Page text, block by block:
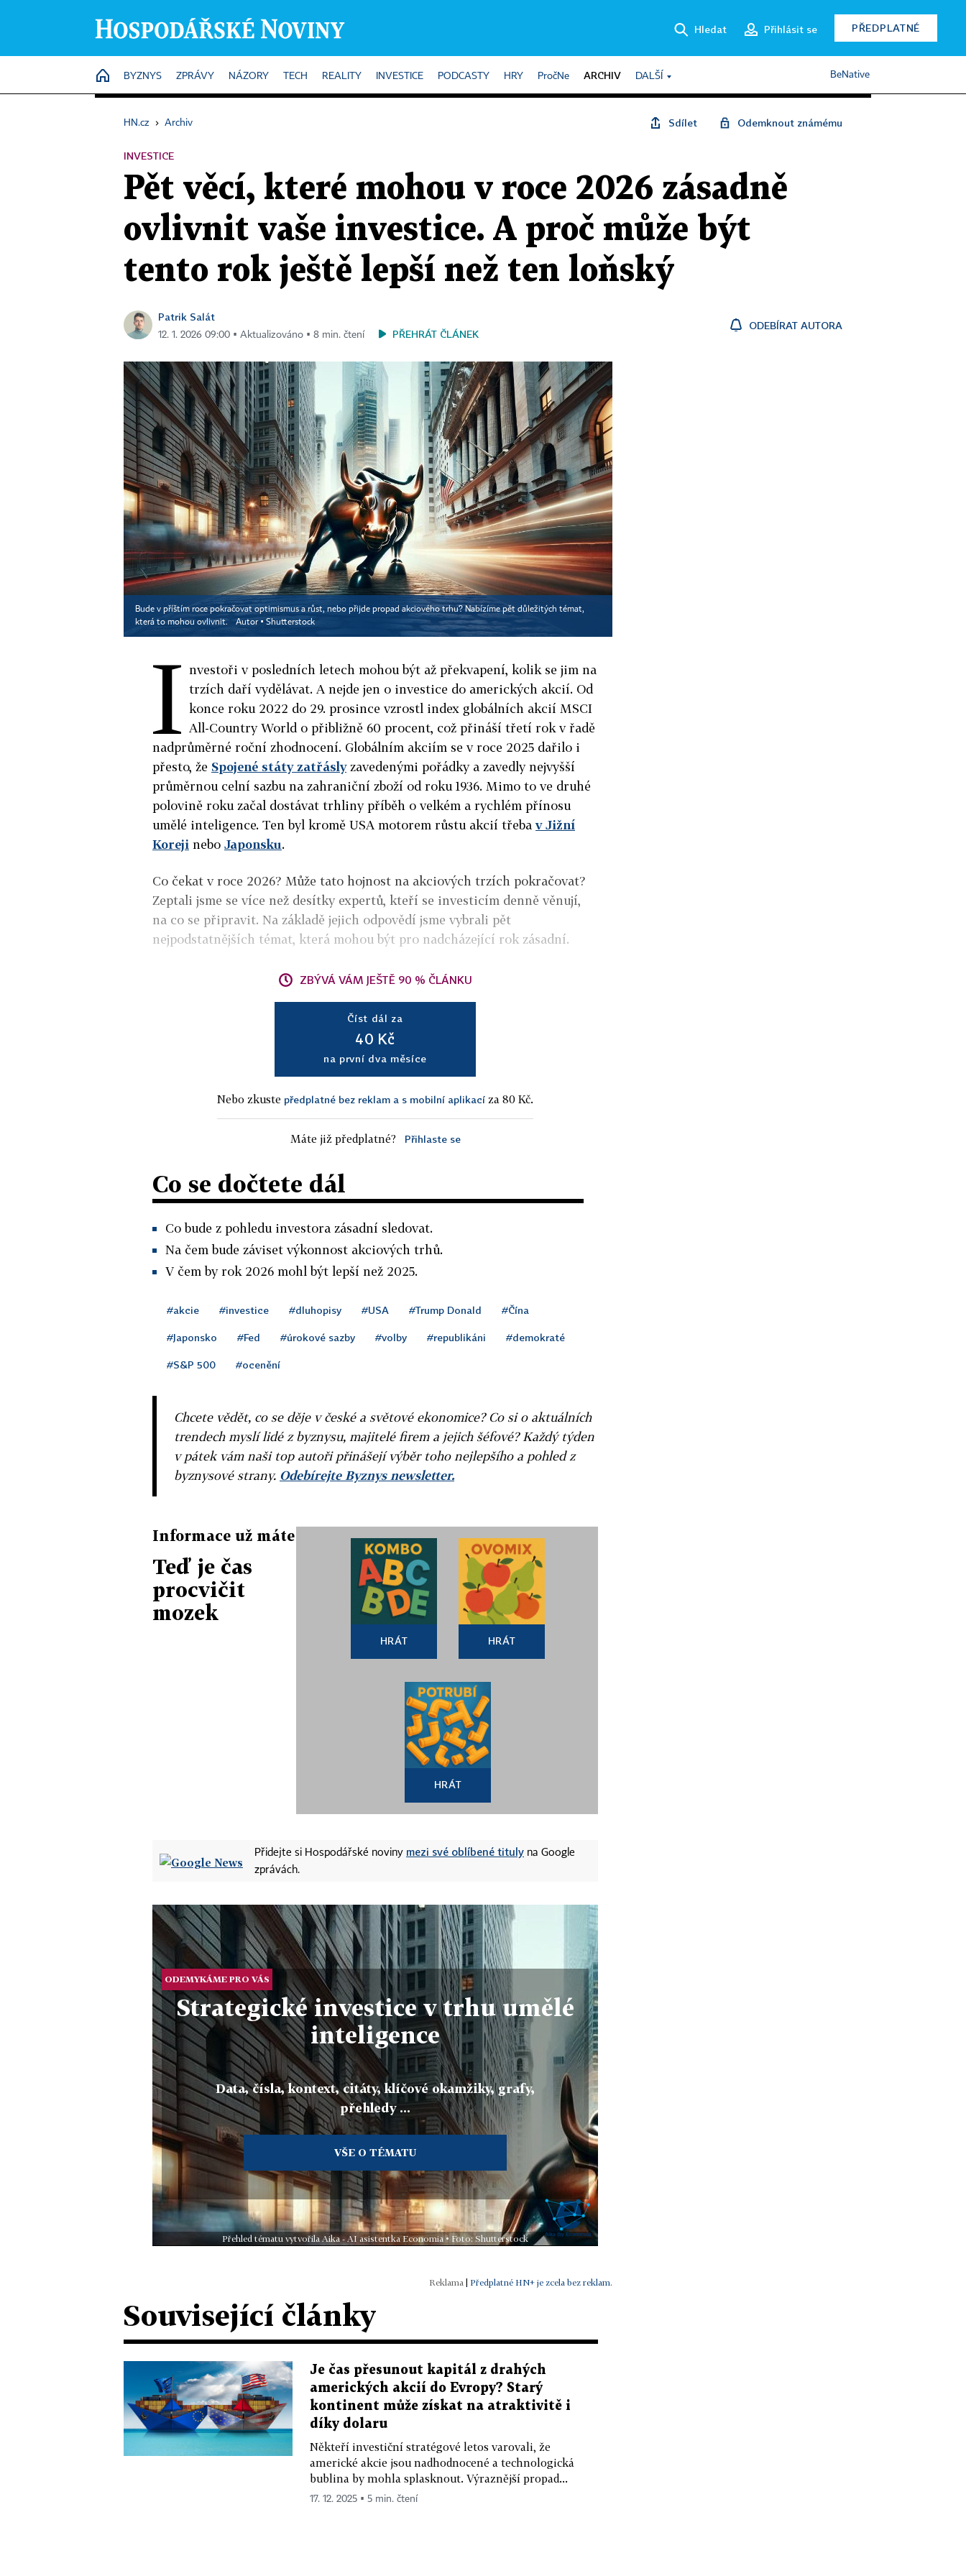
Hledat Přihlásit se PŘEDPLATNÉ
HOME
BYZNYS ZPRÁVY NÁZORY TECH REALITY INVESTICE PODCASTY HRY PročNe ARCHIV DALŠÍ BeNative
HN.cz › Archiv Sdílet Odemknout známému
INVESTICE
Pět věcí, které mohou v roce 2026 zásadně
ovlivnit vaše investice. A proč může být
tento rok ještě lepší než ten loňský
Patrik Salát
12. 1. 2026 09:00 ▪ Aktualizováno ▪ 8 min. čtení PŘEHRÁT ČLÁNEK
ODEBÍRAT AUTORA
Bude v příštím roce pokračovat optimismus a růst, nebo přijde propad akciového trhu? Nabízíme pět důležitých témat,
která to mohou ovlivnit.
Autor ▪ Shutterstock
I nvestoři v posledních letech mohou být až překvapení, kolik se jim na
trzích daří vydělávat. A nejde jen o investice do amerických akcií. Od
konce roku 2022 do 29. prosince vzrostl index globálních akcií MSCI
All-Country World o přibližně 60 procent, což přináší třetí rok v řadě
nadprůměrné roční zhodnocení. Globálním akciím se v roce 2025 dařilo i
přesto, že Spojené státy zatřáslyzavedenými pořádky a zavedly nejvyšší
průměrnou celní sazbu na zahraniční zboží od roku 1936. Mimo to ve druhé
polovině roku začal dostávat trhliny příběh o velkém a rychlém přínosu
umělé inteligence. Ten byl kromě USA motorem růstu akcií třebav Jižní
Koreji nebo Japonsku.
Co čekat v roce 2026? Může tato hojnost na akciových trzích pokračovat?
Zeptali jsme se více než desítky expertů, kteří se investicím denně věnují,
na co se připravit. Na základě jejich odpovědí jsme vybrali pět
nejpodstatnějších témat, která mohou být pro nadcházející rok zásadní.
ZBÝVÁ VÁM JEŠTĚ 90 % ČLÁNKU
Číst dál za
40 Kč
na první dva měsíce
Nebo zkuste předplatné bez reklam a s mobilní aplikací za 80 Kč.
Máte již předplatné? Přihlaste se
Co se dočtete dál
Co bude z pohledu investora zásadní sledovat.
Na čem bude záviset výkonnost akciových trhů.
V čem by rok 2026 mohl být lepší než 2025.
#akcie #investice #dluhopisy #USA #Trump Donald #Čína
#Japonsko #Fed #úrokové sazby #volby #republikáni #demokraté
#S&P 500 #ocenění
Chcete vědět, co se děje v české a světové ekonomice? Co si o aktuálních
trendech myslí lidé z byznysu, majitelé firem a jejich šéfové? Každý týden
v pátek vám naši top autoři přinášejí výběr toho nejlepšího a pohled z
byznysové strany. Odebírejte Byznys newsletter.
Informace už máte
Teď je čas
procvičit
mozek
HRÁT HRÁT
HRÁT
Přidejte si Hospodářské noviny mezi své oblíbené tituly na Google
zprávách.
ODEMYKÁME PRO VÁS
Strategické investice v trhu umělé
inteligence
Data, čísla, kontext, citáty, klíčové okamžiky, grafy,
přehledy ...
VŠE O TÉMATU
Přehled tématu vytvořila Aika - AI asistentka Economia • Foto: Shutterstock
Předplatné HN+ je zcela bez reklam.
Související články
Je čas přesunout kapitál z drahých
amerických akcií do Evropy? Starý
kontinent může získat na atraktivitě i
díky dolaru
Někteří investiční stratégové letos varovali, že
americké akcie jsou nadhodnocené a technologická
bublina by mohla splasknout. Výraznější propad...
17. 12. 2025 ▪ 5 min. čtení